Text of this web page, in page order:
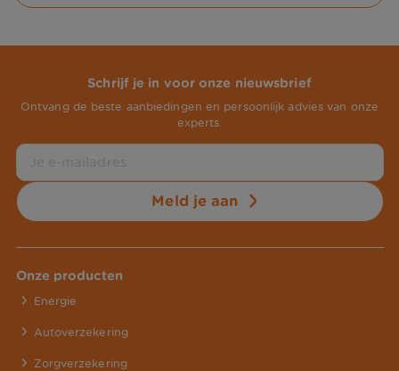
Schrijf je in voor onze nieuwsbrief
Ontvang de beste aanbiedingen en persoonlijk advies van onze
experts.
Meld je aan
Onze producten
Energie
Autoverzekering
Zorgverzekering